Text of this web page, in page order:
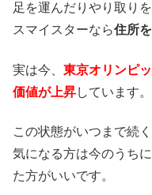
足を運んだりやり取り
スマイスターなら住所
実は今、 東京オリンピ
価値が上昇しています。
この状態がいつまで続
気になる方は今のうち
た方がいいです。